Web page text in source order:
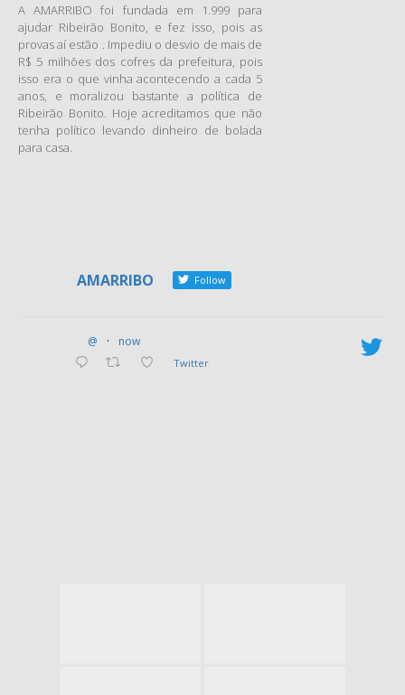
A AMARRIBO foi fundada em 1.999 para
ajudar Ribeirão Bonito, e fez isso, pois as
provas aí estão . Impediu o desvio de mais de
R$ 5 milhões dos cofres da prefeitura, pois
isso era o que vinha acontecendo a cada 5
anos, e moralizou bastante a política de
Ribeirão Bonito. Hoje acreditamos que não
tenha político levando dinheiro de bolada
para casa.
AMARRIBO Follow
@ · now
Twitter